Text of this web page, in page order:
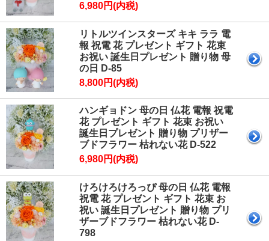
6,980円(内税)
リトルツインスターズ キキ ララ 電
報 祝電 花 プレゼント ギフト 花束
お祝い 誕生日プレゼント 贈り物 母
の日 D-85
8,800円(内税)
ハンギョドン 母の日 仏花 電報 祝電
花 プレゼント ギフト 花束 お祝い
誕生日プレゼント 贈り物 プリザー
ブドフラワー 枯れない花 D-522
6,980円(内税)
けろけろけろっぴ 母の日 仏花 電報
祝電 花 プレゼント ギフト 花束 お
祝い 誕生日プレゼント 贈り物 プリ
ザーブドフラワー 枯れない花 D-
798